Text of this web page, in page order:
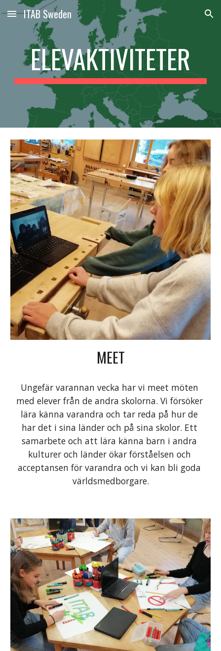
Skip to main content Skip to navigation
ITAB Sweden
ELEVAKTIVITETER
MEET
Ungefär varannan vecka har vi meet möten
med elever från de andra skolorna. Vi försöker
lära känna varandra och tar reda på hur de
har det i sina länder och på sina skolor. Ett
samarbete och att lära känna barn i andra
kulturer och länder ökar förståelsen och
acceptansen för varandra och vi kan bli goda
världsmedborgare.